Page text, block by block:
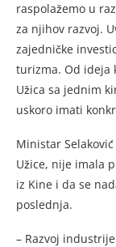
raspolažemo u
za njihov razvoj.
zajedničke
turizma. Od ideja
Užica sa jednim
uskoro imati
Ministar
Užice, nije imala
iz Kine i da se
poslednja.
– Razvoj